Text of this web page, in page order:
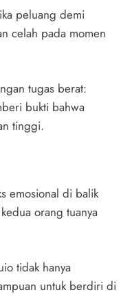
peluang demi
celah pada momen
tugas berat:
bukti bahwa
tinggi.
emosional di balik
orang tuanya
tidak hanya
untuk berdiri di